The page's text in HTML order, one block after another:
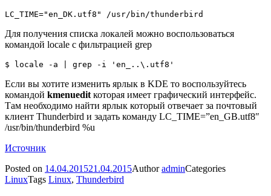
Для получения списка локалей можно воспользоваться
командой locale с фильтрацией grep
Если вы хотите изменить ярлык в KDE то воспользуйтесь
командой kmenuedit которая имеет графический интерфейс.
Там необходимо найти ярлык который отвечает за почтовый
клиент Thunderbird и задать команду LC_TIME=”en_GB.utf8″
/usr/bin/thunderbird %u
Источник
Posted on 14.04.201521.04.2015AuthoradminCategories
LinuxTags Linux, Thunderbird